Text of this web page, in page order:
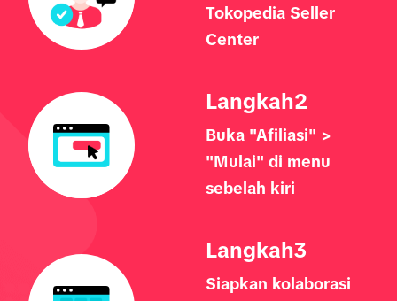
Tokopedia Seller
Center
Langkah2
Buka "Afiliasi" >
"Mulai" di menu
sebelah kiri
Langkah3
Siapkan kolaborasi